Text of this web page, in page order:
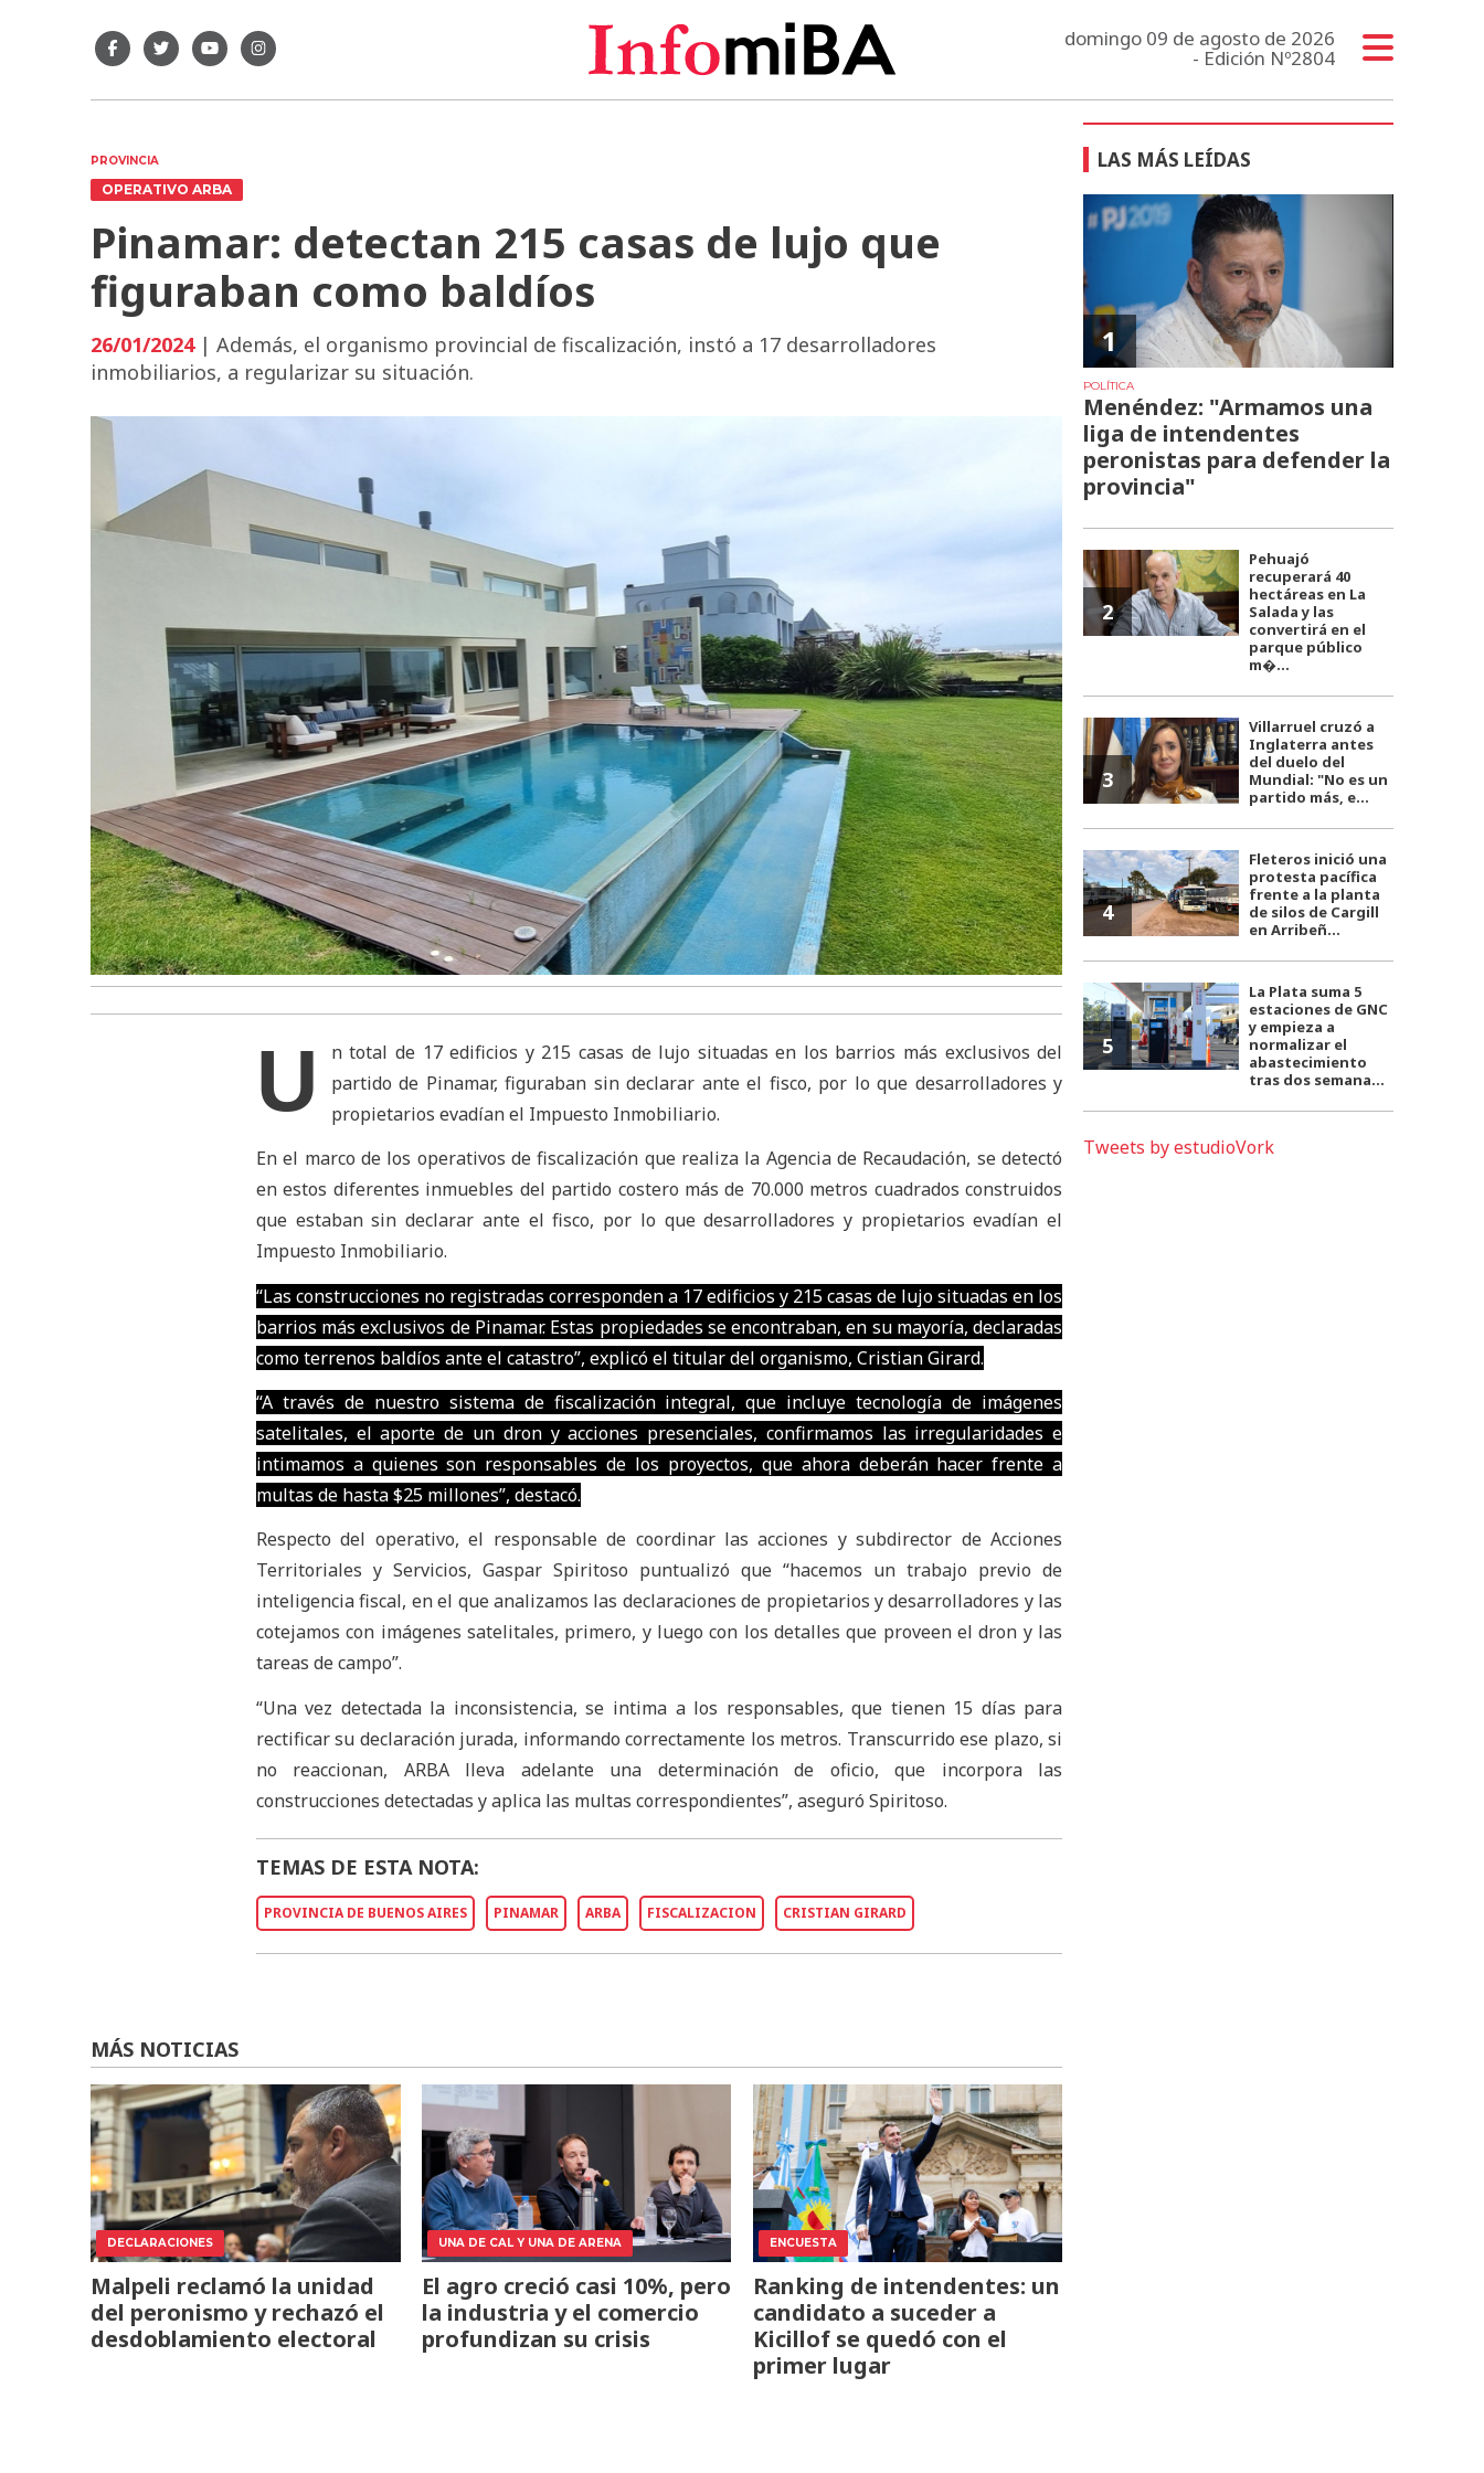
domingo 09 de agosto de 2026
- Edición Nº2804
PROVINCIA
OPERATIVO ARBA
Pinamar: detectan 215 casas de lujo que
figuraban como baldíos
26/01/2024| Además, el organismo provincial de fiscalización, instó a 17 desarrolladores
inmobiliarios, a regularizar su situación.
U
n total de 17 edificios y 215 casas de lujo situadas en los barrios más exclusivos del
partido de Pinamar, figuraban sin declarar ante el fisco, por lo que desarrolladores y
propietarios evadían el Impuesto Inmobiliario.
En el marco de los operativos de fiscalización que realiza la Agencia de Recaudación, se detectó
en estos diferentes inmuebles del partido costero más de 70.000 metros cuadrados construidos
que estaban sin declarar ante el fisco, por lo que desarrolladores y propietarios evadían el
Impuesto Inmobiliario.
“Las construcciones no registradas corresponden a 17 edificios y 215 casas de lujo situadas en los
barrios más exclusivos de Pinamar. Estas propiedades se encontraban, en su mayoría, declaradas
como terrenos baldíos ante el catastro”, explicó el titular del organismo, Cristian Girard.
“A través de nuestro sistema de fiscalización integral, que incluye tecnología de imágenes
satelitales, el aporte de un dron y acciones presenciales, confirmamos las irregularidades e
intimamos a quienes son responsables de los proyectos, que ahora deberán hacer frente a
multas de hasta $25 millones”, destacó.
Respecto del operativo, el responsable de coordinar las acciones y subdirector de Acciones
Territoriales y Servicios, Gaspar Spiritoso puntualizó que “hacemos un trabajo previo de
inteligencia fiscal, en el que analizamos las declaraciones de propietarios y desarrolladores y las
cotejamos con imágenes satelitales, primero, y luego con los detalles que proveen el dron y las
tareas de campo”.
“Una vez detectada la inconsistencia, se intima a los responsables, que tienen 15 días para
rectificar su declaración jurada, informando correctamente los metros. Transcurrido ese plazo, si
no reaccionan, ARBA lleva adelante una determinación de oficio, que incorpora las
construcciones detectadas y aplica las multas correspondientes”, aseguró Spiritoso.
TEMAS DE ESTA NOTA:
PROVINCIA DE BUENOS AIRES PINAMAR ARBA FISCALIZACION CRISTIAN GIRARD
MÁS NOTICIAS
DECLARACIONES
Malpeli reclamó la unidad
del peronismo y rechazó el
desdoblamiento electoral
UNA DE CAL Y UNA DE ARENA
El agro creció casi 10%, pero
la industria y el comercio
profundizan su crisis
ENCUESTA
Ranking de intendentes: un
candidato a suceder a
Kicillof se quedó con el
primer lugar
LAS MÁS LEÍDAS
1
POLÍTICA
Menéndez: "Armamos una
liga de intendentes
peronistas para defender la
provincia"
2
Pehuajó
recuperará 40
hectáreas en La
Salada y las
convertirá en el
parque público
m�...
3
Villarruel cruzó a
Inglaterra antes
del duelo del
Mundial: "No es un
partido más, e...
4
Fleteros inició una
protesta pacífica
frente a la planta
de silos de Cargill
en Arribeñ...
5
La Plata suma 5
estaciones de GNC
y empieza a
normalizar el
abastecimiento
tras dos semana...
Tweets by estudioVork